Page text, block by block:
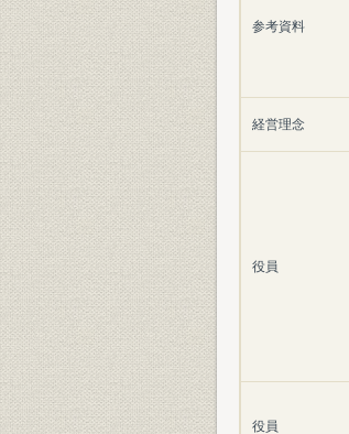
参考資料
経営理念
役員
役員